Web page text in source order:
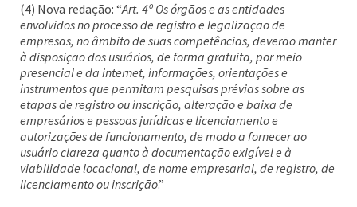
(4) Nova redação: “Art. 4º Os órgãos e as entidades
envolvidos no processo de registro e legalização de
empresas, no âmbito de suas competências, deverão manter
à disposição dos usuários, de forma gratuita, por meio
presencial e da internet, informações, orientações e
instrumentos que permitam pesquisas prévias sobre as
etapas de registro ou inscrição, alteração e baixa de
empresários e pessoas jurídicas e licenciamento e
autorizações de funcionamento, de modo a fornecer ao
usuário clareza quanto à documentação exigível e à
viabilidade locacional, de nome empresarial, de registro, de
licenciamento ou inscrição.”